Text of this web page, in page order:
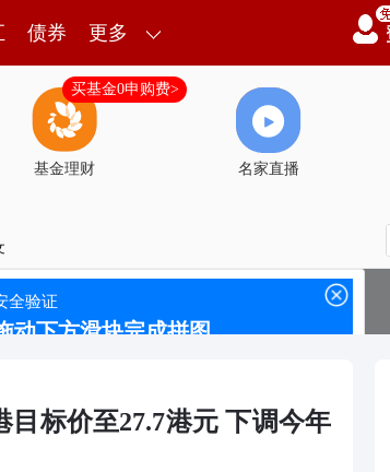
债券 更多
基金理财
买基金0申购费>
名家直播
标价至27.7港元 下调今年